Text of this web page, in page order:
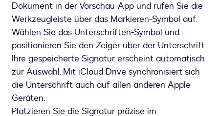
Dokument in der Vorschau-App und rufen Sie die
Werkzeugleiste über das Markieren-Symbol auf.
Wählen Sie das Unterschriften-Symbol und
positionieren Sie den Zeiger über der Unterschrift.
Ihre gespeicherte Signatur erscheint automatisch
zur Auswahl. Mit iCloud Drive synchronisiert sich
die Unterschrift auch auf allen anderen Apple-
Geräten.
Platzieren Sie die Signatur präzise im